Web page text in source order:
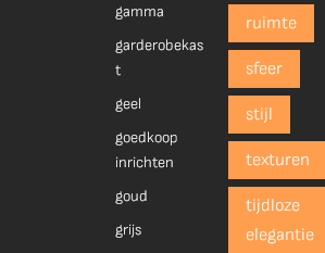
gamma
garderobekas
t
geel
goedkoop
inrichten
goud
grijs
ruimte
sfeer
stijl
texturen
tijdloze
elegantie